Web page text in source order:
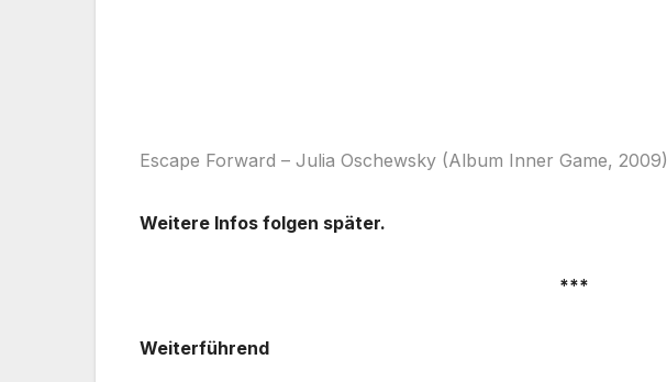
Escape Forward – Julia Oschewsky (Album Inner Game, 2009)
Weitere Infos folgen später.
***
Weiterführend